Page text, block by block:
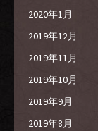
2020年1月
2019年12月
2019年11月
2019年10月
2019年9月
2019年8月